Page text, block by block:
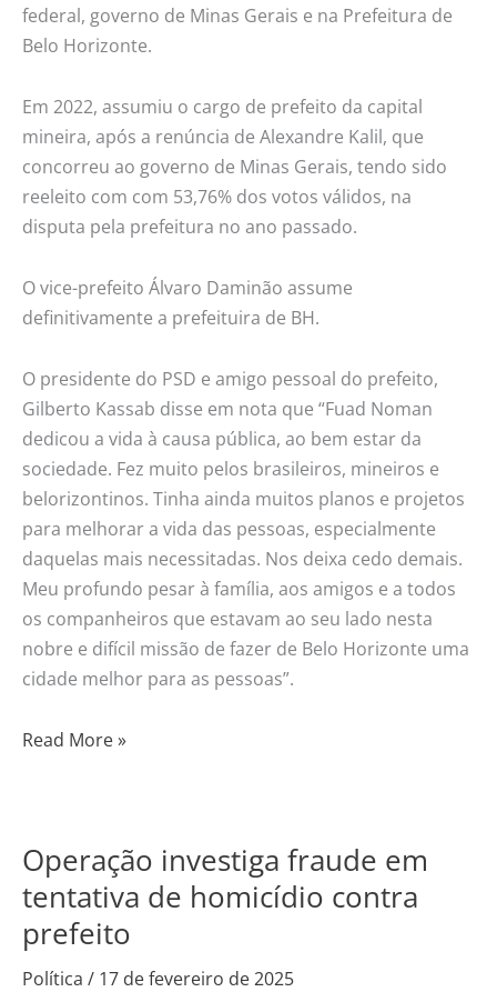
federal, governo de Minas Gerais e na Prefeitura de
Belo Horizonte.
Em 2022, assumiu o cargo de prefeito da capital
mineira, após a renúncia de Alexandre Kalil, que
concorreu ao governo de Minas Gerais, tendo sido
reeleito com com 53,76% dos votos válidos, na
disputa pela prefeitura no ano passado.
O vice-prefeito Álvaro Daminão assume
definitivamente a prefeituira de BH.
O presidente do PSD e amigo pessoal do prefeito,
Gilberto Kassab disse em nota que “Fuad Noman
dedicou a vida à causa pública, ao bem estar da
sociedade. Fez muito pelos brasileiros, mineiros e
belorizontinos. Tinha ainda muitos planos e projetos
para melhorar a vida das pessoas, especialmente
daquelas mais necessitadas. Nos deixa cedo demais.
Meu profundo pesar à família, aos amigos e a todos
os companheiros que estavam ao seu lado nesta
nobre e difícil missão de fazer de Belo Horizonte uma
cidade melhor para as pessoas”.
Read More »
Operação investiga fraude em
tentativa de homicídio contra
prefeito
Política / 17 de fevereiro de 2025
Operação
investiga
fraude
em
tentativa